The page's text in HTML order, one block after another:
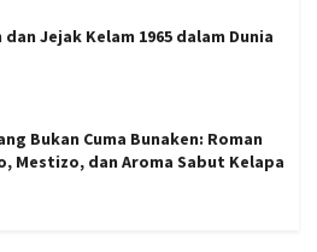
Jejak Kelam 1965 dalam Dunia
Bukan Cuma Bunaken: Roman
Mestizo, dan Aroma Sabut Kelapa